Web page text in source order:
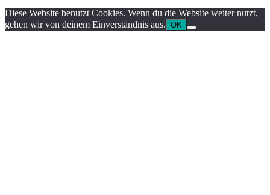
Diese Website benutzt Cookies. Wenn du die Website weiter nutzt,
gehen wir von deinem Einverständnis aus. OK